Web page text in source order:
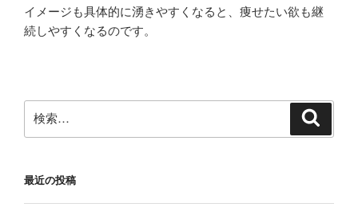
イメージも具体的に湧きやすくなると、痩せたい欲も継
続しやすくなるのです。
索:
最近の投稿